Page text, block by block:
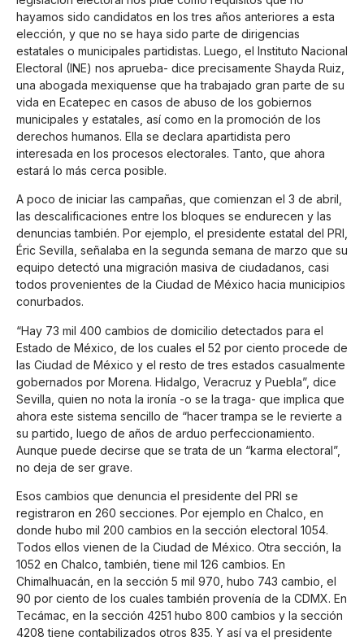
hayamos sido candidatos en los tres años anteriores a esta
elección, y que no se haya sido parte de dirigencias
estatales o municipales partidistas. Luego, el Instituto Nacional
Electoral (INE) nos aprueba- dice precisamente Shayda Ruiz,
una abogada mexiquense que ha trabajado gran parte de su
vida en Ecatepec en casos de abuso de los gobiernos
municipales y estatales, así como en la promoción de los
derechos humanos. Ella se declara apartidista pero
interesada en los procesos electorales. Tanto, que ahora
estará lo más cerca posible.
A poco de iniciar las campañas, que comienzan el 3 de abril,
las descalificaciones entre los bloques se endurecen y las
denuncias también. Por ejemplo, el presidente estatal del PRI,
Éric Sevilla, señalaba en la segunda semana de marzo que su
equipo detectó una migración masiva de ciudadanos, casi
todos provenientes de la Ciudad de México hacia municipios
conurbados.
“Hay 73 mil 400 cambios de domicilio detectados para el
Estado de México, de los cuales el 52 por ciento procede de
las Ciudad de México y el resto de tres estados casualmente
gobernados por Morena. Hidalgo, Veracruz y Puebla”, dice
Sevilla, quien no nota la ironía -o se la traga- que implica que
ahora este sistema sencillo de “hacer trampa se le revierte a
su partido, luego de años de arduo perfeccionamiento.
Aunque puede decirse que se trata de un “karma electoral”,
no deja de ser grave.
Esos cambios que denuncia el presidente del PRI se
registraron en 260 secciones. Por ejemplo en Chalco, en
donde hubo mil 200 cambios en la sección electoral 1054.
Todos ellos vienen de la Ciudad de México. Otra sección, la
1052 en Chalco, también, tiene mil 126 cambios. En
Chimalhuacán, en la sección 5 mil 970, hubo 743 cambio, el
90 por ciento de los cuales también provenía de la CDMX. En
Tecámac, en la sección 4251 hubo 800 cambios y la sección
4208 tiene contabilizados otros 835. Y así va el presidente